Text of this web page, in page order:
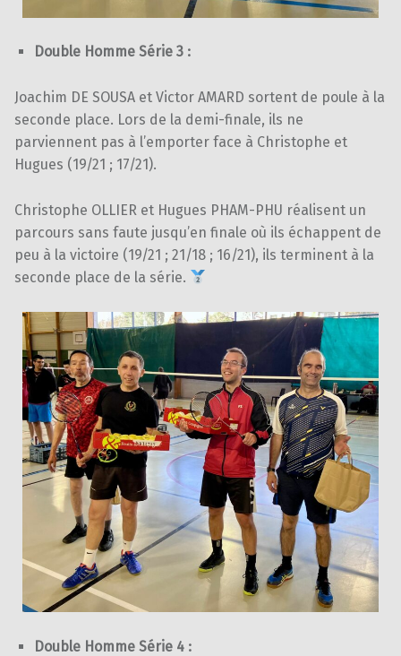
Double Homme Série 3 :
Joachim DE SOUSA et Victor AMARD sortent de poule à la
seconde place. Lors de la demi-finale, ils ne
parviennent pas à l’emporter face à Christophe et
Hugues (19/21 ; 17/21).
Christophe OLLIER et Hugues PHAM-PHU réalisent un
parcours sans faute jusqu’en finale où ils échappent de
peu à la victoire (19/21 ; 21/18 ; 16/21), ils terminent à la
seconde place de la série.
Double Homme Série 4 :